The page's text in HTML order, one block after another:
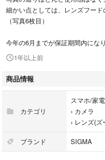
細かい点としては、レンズフー
（写真6枚目）
今年の6月までが保証期間内になり
1年以上前
商品情報
カテゴリ
スマホ/家
› カメラ
› レンズ(ズ
ブランド SIGMA